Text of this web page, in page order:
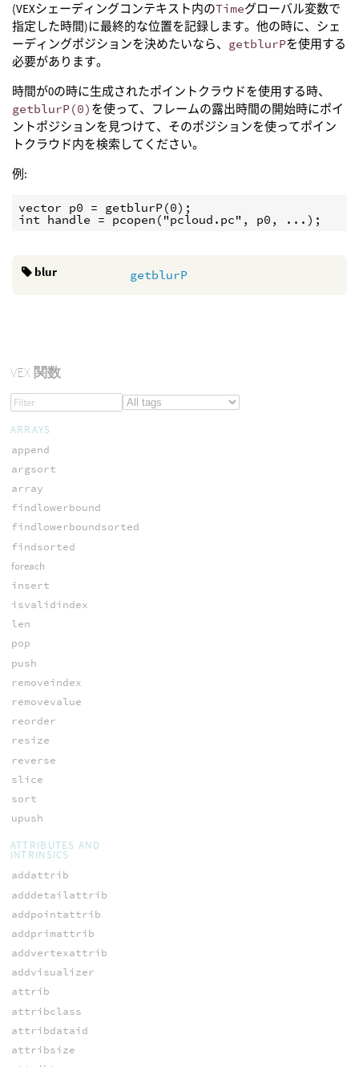
(VEXシェーディングコンテキスト内のTimeグローバル変数で
指定した時間)に最終的な位置を記録します。他の時に、シェ
ーディングポジションを決めたいなら、 getblurPを使用する
必要があります。
時間が0の時に生成されたポイントクラウドを使用する時、
getblurP(0) を使って、フレームの露出時間の開始時にポイ
ントポジションを見つけて、そのポジションを使ってポイン
トクラウド内を検索してください。
例:
vector p0 = getblurP(0);
int handle = pcopen("pcloud.pc", p0, ...);
blur getblurP
VEX関数
ARRAYS
append
argsort
array
findlowerbound
findlowerboundsorted
findsorted
foreach
insert
isvalidindex
len
pop
push
removeindex
removevalue
reorder
resize
reverse
slice
sort
upush
ATTRIBUTES AND
INTRINSICS
addattrib
adddetailattrib
addpointattrib
addprimattrib
addvertexattrib
addvisualizer
attrib
attribclass
attribdataid
attribsize